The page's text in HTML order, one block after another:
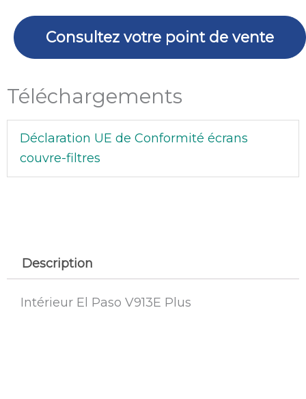
Plus
Consultez votre point de vente
Téléchargements
Déclaration UE de Conformité écrans
couvre-filtres
Description
Intérieur El Paso V913E Plus